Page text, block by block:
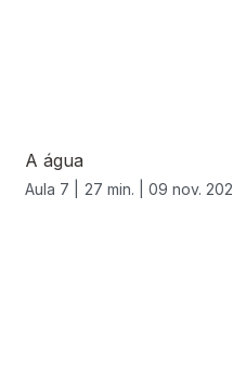
A água
Aula 7 | 27 min. | 09 nov.